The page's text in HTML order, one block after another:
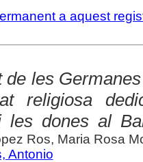
a aquest
de les
religiosa
les dones al
Ros, Maria Rosa
Antonio